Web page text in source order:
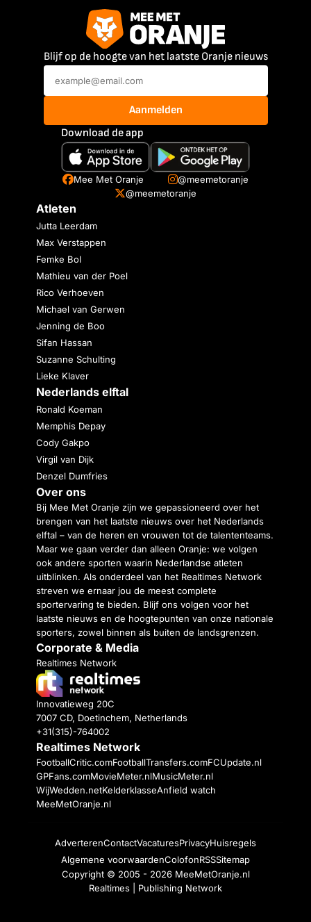
Blijf op de hoogte van het laatste Oranje nieuws
Aanmelden
Download de app
Mee Met Oranje
@meemetoranje
@meemetoranje
Atleten
Jutta Leerdam
Max Verstappen
Femke Bol
Mathieu van der Poel
Rico Verhoeven
Michael van Gerwen
Jenning de Boo
Sifan Hassan
Suzanne Schulting
Lieke Klaver
Nederlands elftal
Ronald Koeman
Memphis Depay
Cody Gakpo
Virgil van Dijk
Denzel Dumfries
Over ons
Bij Mee Met Oranje zijn we gepassioneerd over het
brengen van het laatste nieuws over het Nederlands
elftal – van de heren en vrouwen tot de talententeams.
Maar we gaan verder dan alleen Oranje: we volgen
ook andere sporten waarin Nederlandse atleten
uitblinken. Als onderdeel van het Realtimes Network
streven we ernaar jou de meest complete
sportervaring te bieden. Blijf ons volgen voor het
laatste nieuws en de hoogtepunten van onze nationale
sporters, zowel binnen als buiten de landsgrenzen.
Corporate & Media
Realtimes Network
Innovatieweg 20C
7007 CD, Doetinchem, Netherlands
+31(315)-764002
Realtimes Network
FootballCritic.comFootballTransfers.comFCUpdate.nl
GPFans.comMovieMeter.nlMusicMeter.nl
WijWedden.netKelderklasseAnfield watch
MeeMetOranje.nl
AdverterenContactVacaturesPrivacyHuisregels
Algemene voorwaardenColofonRSSSitemap
Copyright © 2005 - 2026 MeeMetOranje.nl
Realtimes | Publishing Network